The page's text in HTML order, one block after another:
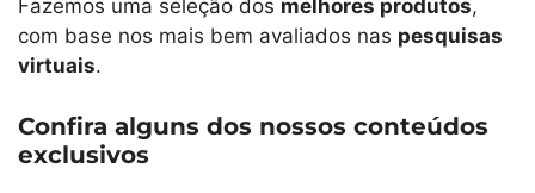
Fazemos uma seleção dos melhores produtos,
com base nos mais bem avaliados nas pesquisas
virtuais.
Confira alguns dos nossos conteúdos
exclusivos